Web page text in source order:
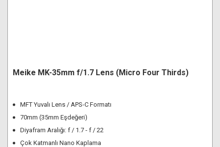
Meike MK-35mm f/1.7 Lens (Micro Four Thirds)
MFT Yuvalı Lens / APS-C Formatı
70mm (35mm Eşdeğeri)
Diyafram Aralığı: f / 1.7 - f / 22
Çok Katmanlı Nano Kaplama